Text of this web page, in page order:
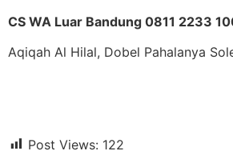
CS WA Luar Bandung 0811 2233
Aqiqah Al Hilal, Dobel Pahalanya
Post Views: 122